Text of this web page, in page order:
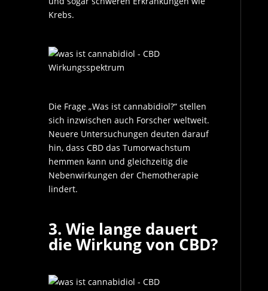
Krebs.
Die Frage „Was ist cannabidiol?“ stellen
sich inzwischen auch Forscher weltweit.
Neuere Untersuchungen deuten darauf
hin, dass CBD das Tumorwachstum
hemmen kann und gleichzeitig die
Nebenwirkungen der Chemotherapie
lindert.
3. Wie lange dauert
die Wirkung von CBD?